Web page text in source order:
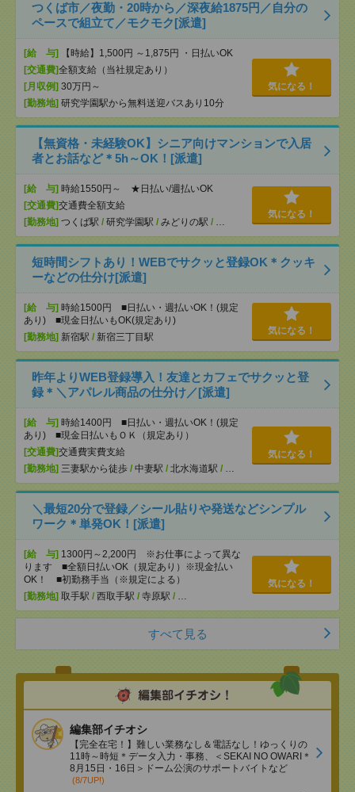
つくば市／夜勤・20時から／深夜給1875円／自分の
ペースで組立て／モクモク[派遣]
[給 与]
【時給】1,500円 ～1,875円 ・日払いOK
[交通費]全額支給（当社規定あり）
[月収例] 30万円～
[勤務地] 研究学園駅から無料送迎バスあり10分
気になる！
【無資格・未経験OK】シニア向けマンションで入居
者とお話など＊5h～OK！[派遣]
[給 与] 時給1550円～ ★日払い/週払いOK
[交通費]交通費全額支給
[勤務地] つくば駅 / 研究学園駅 / みどりの駅 / …
気になる！
短時間シフトあり！WEBでサクッと登録OK＊クッキ
ーなどの仕分け[派遣]
[給 与] 時給1500円 ■日払い・週払いOK！(規定
あり) ■現金日払いもOK(規定あり)
[勤務地] 新宿駅 / 新宿三丁目駅
気になる！
昨年よりWEB登録導入！友達とカフェでサクッと登
録＊＼アパレル商品の仕分け／[派遣]
[給 与] 時給1400円 ■日払い・週払いOK！(規定
あり) ■現金日払いもＯＫ（規定あり）
[交通費]交通費実費支給
[勤務地] 三妻駅から徒歩 / 中妻駅 / 北水海道駅 / …
気になる！
＼最短20分で登録／シール貼りや発送などシンプル
ワーク＊単発OK！[派遣]
[給 与] 1300円～2,200円 ※お仕事によって異な
ります ■全額日払いOK（規定あり）※現金払い
OK！ ■初勤務手当（※規定による）
[勤務地] 取手駅 / 西取手駅 / 寺原駅 / …
気になる！
すべて見る
編集部イチオシ
【完全在宅！】難しい業務なし＆電話なし！ゆっくりの
11時～時短＊データ入力・事務、＜SEKAI NO OWARI＊
8月15日・16日＞ドーム公演のサポートバイトなど
(8/7UP!)